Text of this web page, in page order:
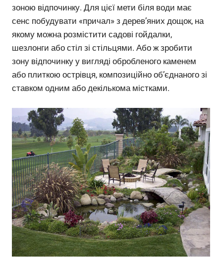
зоною відпочинку. Для цієї мети біля води має
сенс побудувати «причал» з дерев’яних дощок, на
якому можна розмістити садові гойдалки,
шезлонги або стіл зі стільцями. Або ж зробити
зону відпочинку у вигляді обробленого каменем
або плиткою острівця, композиційно об’єднаного зі
ставком одним або декількома містками.